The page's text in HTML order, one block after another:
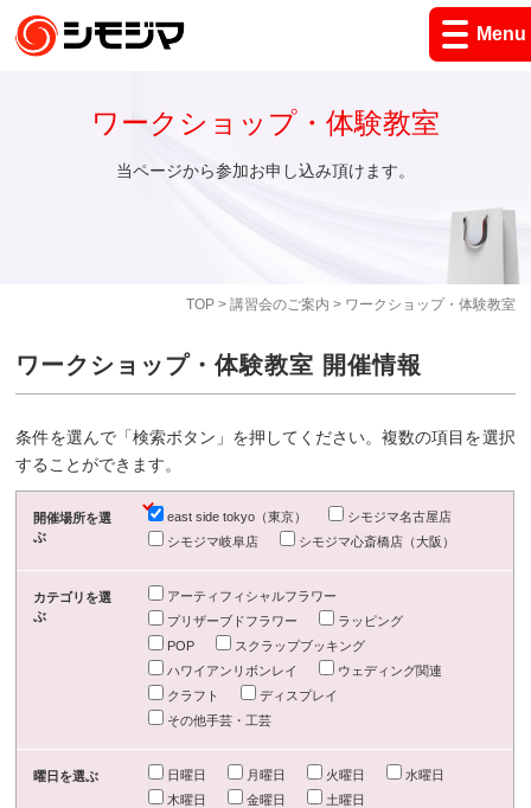
Menu
TOP> 講習会のご案内 > ワークショップ・体験教室
ワークショップ・体験教室
当ページから参加お申し込み頂けます。
ワークショップ・体験教室 開催情報
条件を選んで「検索ボタン」を押してください。複数の項目を選択
することができます。
開催場所を選
ぶ
east side tokyo（東京）
シモジマ名古屋店
シモジマ岐阜店
シモジマ心斎橋店（大阪）
カテゴリを選
ぶ
アーティフィシャルフラワー
プリザーブドフラワー
ラッピング
POP
スクラップブッキング
ハワイアンリボンレイ
ウェディング関連
クラフト
ディスプレイ
その他手芸・工芸
曜日を選ぶ 日曜日 月曜日 火曜日
水曜日
木曜日
金曜日 土曜日